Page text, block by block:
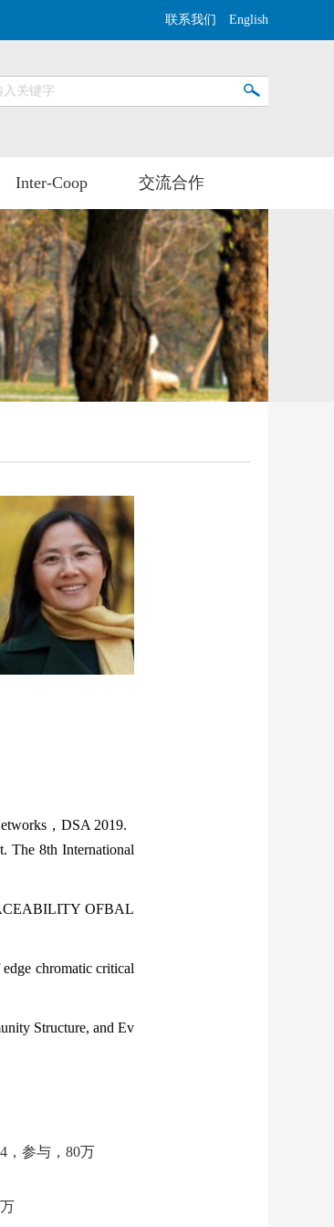
联系我们 English
Inter-Coop 交流合作
， DSA 2019.
The 8th International
OFBAL
chromatic critical
Structure, and Ev
，参与，80万